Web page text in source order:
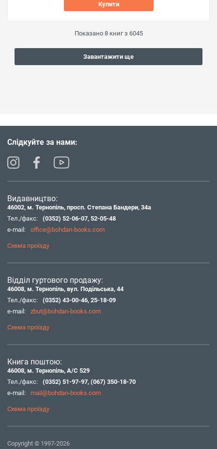
Купити
Показано 8книг з 6045
Завантажити ще
Слідкуйте за нами:
Видавництво:
46002, м. Тернопіль, просп. Степана Бандери, 34а
Тел./факс:
(0352) 52-06-07, 52-05-48
e-mail:
office@bohdan-books.com
Схема проїзду
Відділ гуртового продажу:
46008, м. Тернопіль, вул. Подільська, 44
Тел./факс:
(0352) 43-00-46, 25-18-09
e-mail:
zbut@bohdan-books.com
Схема проїзду
Книга поштою:
46008, м. Тернопіль, А/С 529
Тел./факс:
(0352) 51-97-97, (067) 350-18-70
e-mail:
mail@bohdan-books.com
Схема проїзду
Copyright © 1997-2026